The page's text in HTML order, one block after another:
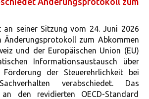
an seiner Sitzung vom 24. Juni 2026
Änderungsprotokoll zum Abkommen
und der Europäischen Union (EU)
Informationsaustausch über
der Steuerehrlichkeit bei
verabschiedet. Das
den revidierten OECD-Standard